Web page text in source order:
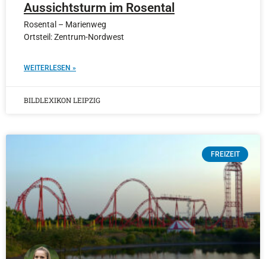
Aussichtsturm im Rosental
Rosental – Marienweg
Ortsteil: Zentrum-Nordwest
WEITERLESEN »
BILDLEXIKON LEIPZIG
FREIZEIT